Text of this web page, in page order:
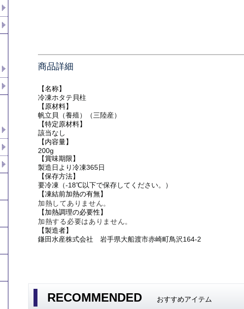
商品詳細
【名称】
冷凍ホタテ貝柱
【原材料】
帆立貝（養殖）（三陸産）
【特定原材料】
該当なし
【内容量】
200g
【賞味期限】
製造日より冷凍365日
【保存方法】
要冷凍（-18℃以下で保存してください。）
【凍結前加熱の有無】
加熱してありません。
【加熱調理の必要性】
加熱する必要はありません。
【製造者】
鎌田水産株式会社 岩手県大船渡市赤崎町鳥沢164-2
RECOMMENDED おすすめアイテム